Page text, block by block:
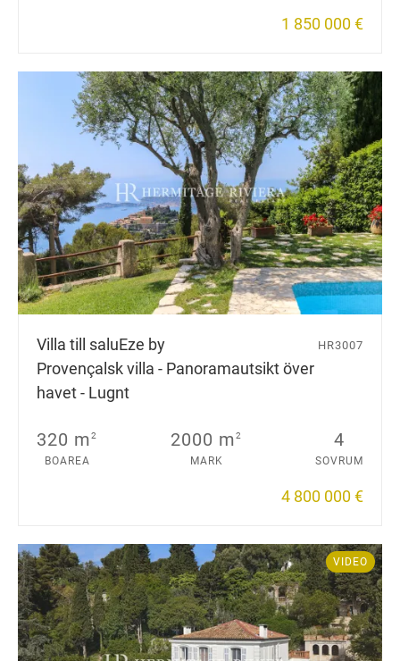
1 850 000 €
Villa till saluEze by
Provençalsk villa - Panoramautsikt över
havet - Lugnt
HR3007
320 m2
BOAREA
2000 m2
MARK
4
SOVRUM
4 800 000 €
VIDEO